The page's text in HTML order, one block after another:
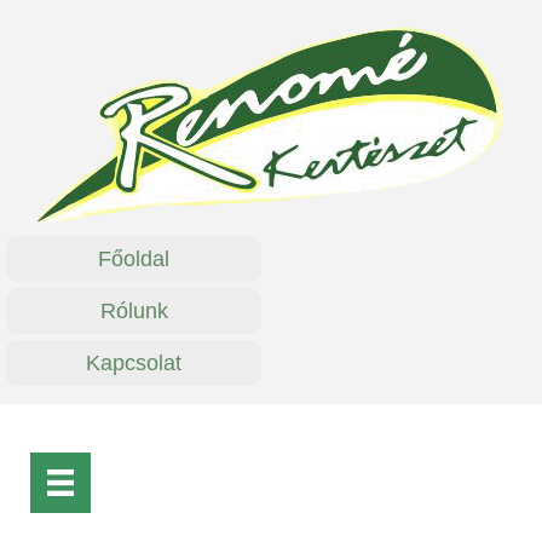
Főoldal
Rólunk
Kapcsolat